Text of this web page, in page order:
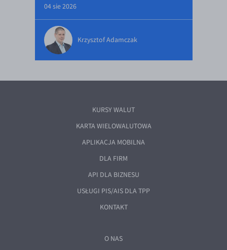
04 sie 2026
Krzysztof Adamczak
KURSY WALUT
KARTA WIELOWALUTOWA
APLIKACJA MOBILNA
DLA FIRM
API DLA BIZNESU
USŁUGI PIS/AIS DLA TPP
KONTAKT
O NAS